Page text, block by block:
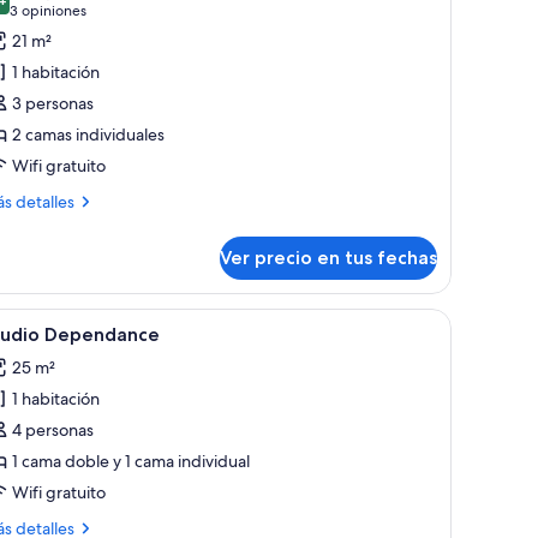
de 10
3 opiniones
(3
opiniones)
21 m²
1 habitación
3 personas
2 camas individuales
Wifi gratuito
detalles
Ver precio en tus fechas
de vino, y vistas a la montaña a través de una ventana.
Habitación de hotel con cama, sofá, mesa
5 Dependance
25 m²
1 habitación
4 personas
1 cama doble y 1 cama individual
Wifi gratuito
detalles